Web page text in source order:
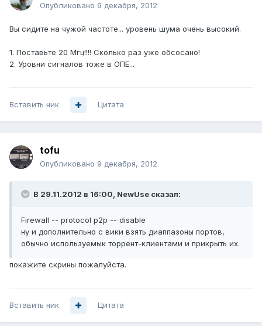
Опубликовано 9 декабря, 2012
Вы сидите на чужой частоте... уровень шума очень высокий.
1. Поставьте 20 Мгц!!!! Сколько раз уже обсосано!
2. Уровни сигналов тоже в ОПЕ...
Вставить ник Цитата
tofu
Опубликовано 9 декабря, 2012
В 29.11.2012 в 16:00, NewUse сказал:
Firewall -- protocol p2p -- disable
ну и дополнительно с вики взять диаппазоны портов,
обычно используемык торрент-клиентами и прикрыть их.
покажите скрины пожалуйста.
Вставить ник Цитата